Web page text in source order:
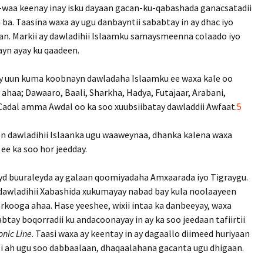
keenay inay isku dayaan gacan-ku-qabashada ganacsatadii
Taasina waxa ay ugu danbayntii sababtay in ay dhac iyo
Markii ay dawladihii Islaamku samaysmeenna colaado iyo
ayay ku qaadeen.
uun kuma koobnayn dawladaha Islaamku ee waxa kale oo
Dawaaro, Baali, Sharkha, Hadya, Futajaar, Arabani,
amma Awdal oo ka soo xuubsiibatay dawladdii Awfaat.5
dawladihii Islaanka ugu waaweynaa, dhanka kalena waxa
ka soo hor jeedday.
buuraleyda ay galaan qoomiyadaha Amxaarada iyo Tigraygu.
Xabashida xukumayay nabad bay kula noolaayeen
ahaa. Hase yeeshee, wixii intaa ka danbeeyay, waxa
boqorradii ku andacoonayay in ay ka soo jeedaan tafiirtii
Line. Taasi waxa ay keentay in ay dagaallo diimeed huriyaan
ah ugu soo dabbaalaan, dhaqaalahana gacanta ugu dhigaan.